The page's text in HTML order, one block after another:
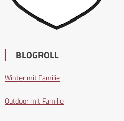
BLOGROLL
Winter mit Familie
Outdoor mit Familie